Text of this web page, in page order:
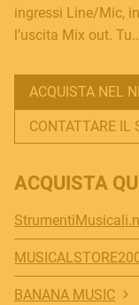
ingressi Line/Mic,
l’uscita Mix out.
ACQUISTA NEL
CONTATTARE IL
ACQUISTA
BANANA MUSIC